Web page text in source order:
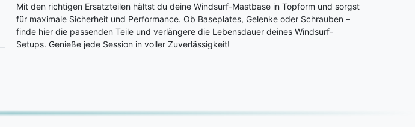
Mit den richtigen Ersatzteilen hältst du deine Windsurf-Mastbase in Topform und sorgst
für maximale Sicherheit und Performance. Ob Baseplates, Gelenke oder Schrauben –
finde hier die passenden Teile und verlängere die Lebensdauer deines Windsurf-
Setups. Genieße jede Session in voller Zuverlässigkeit!